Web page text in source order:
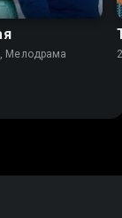
Мелодрама